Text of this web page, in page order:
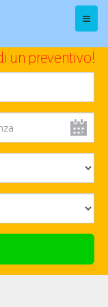
Menu
un preventivo!